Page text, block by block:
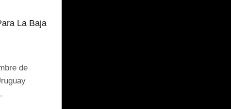
La Baja
de